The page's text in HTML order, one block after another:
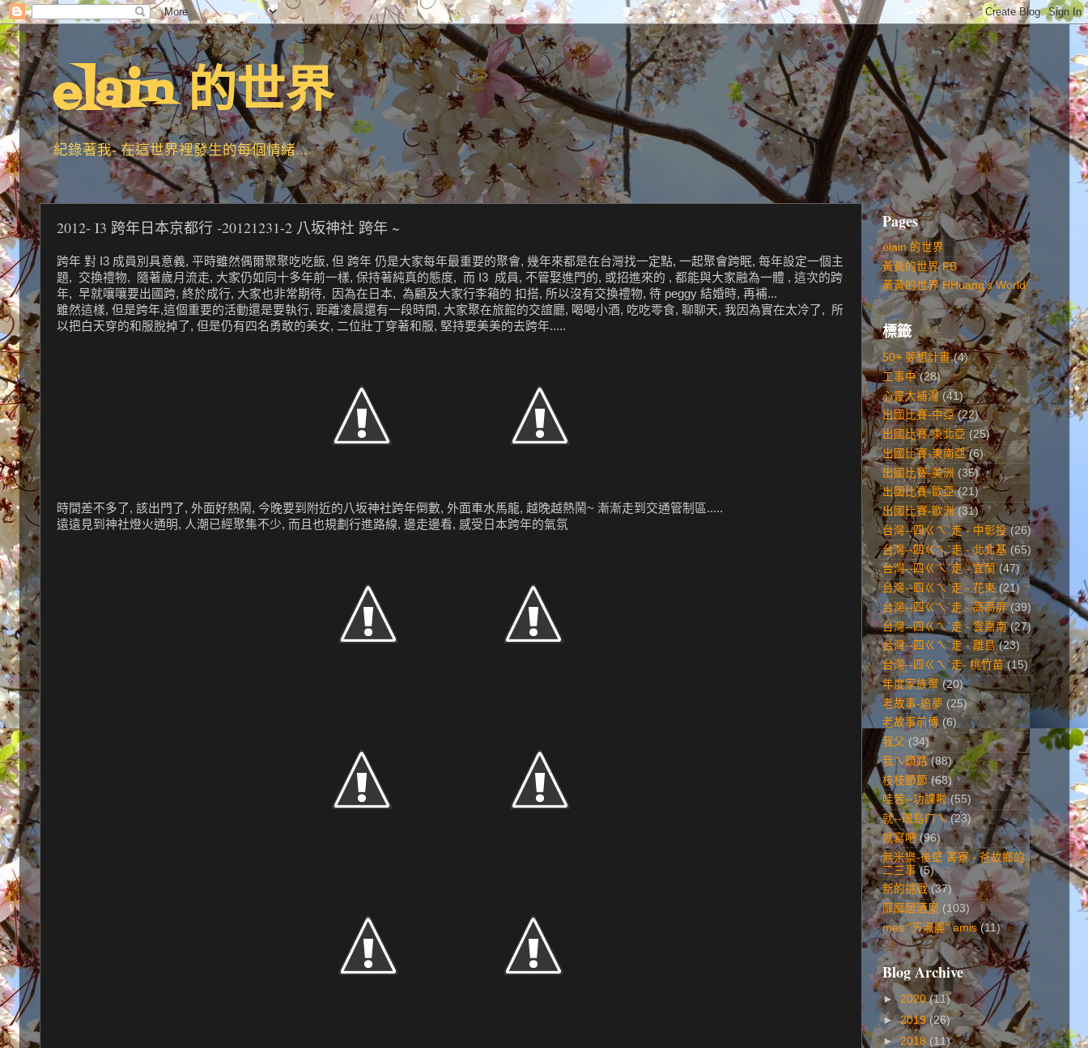
elain 的世界
紀錄著我- 在這世界裡發生的每個情緒...
2012- I3 跨年日本京都行 -20121231-2 八坂神社 跨年 ~
跨年 對 I3 成員別具意義, 平時雖然偶爾聚聚吃吃飯, 但 跨年 仍是大家每年最重要的聚會, 幾年來都是在台灣找一定點, 一起聚會跨眠, 每年設定一個主
題, 交換禮物, 隨著歲月流走, 大家仍如同十多年前一樣, 保持著純真的態度, 而 I3 成員, 不管娶進門的, 或招進來的 , 都能與大家融為一體 , 這次的跨
年, 早就嚷嚷要出國跨, 終於成行, 大家也非常期待, 因為在日本, 為顧及大家行李箱的 扣搭, 所以沒有交換禮物, 待 peggy 結婚時, 再補...
雖然這樣, 但是跨年,這個重要的活動還是要執行, 距離凌晨還有一段時間, 大家聚在旅館的交誼廳, 喝喝小酒, 吃吃零食, 聊聊天, 我因為實在太冷了, 所
以把白天穿的和服脫掉了, 但是仍有四名勇敢的美女, 二位壯丁穿著和服, 堅持要美美的去跨年.....
時間差不多了, 該出門了, 外面好熱鬧, 今晚要到附近的八坂神社跨年倒數, 外面車水馬龍, 越晚越熱鬧~ 漸漸走到交通管制區.....
遠遠見到神社燈火通明, 人潮已經聚集不少, 而且也規劃行進路線, 邊走邊看, 感受日本跨年的氣氛
Pages
elain 的世界
黃黃的世界 FB
黃黃的世界 HHuang's World
標籤
50+ 夢想計畫 (4)
工事中 (28)
心靈大補湯 (41)
出國比賽-中亞 (22)
出國比賽-東北亞 (25)
出國比賽-東南亞 (6)
出國比賽-美洲 (35)
出國比賽-歐亞 (21)
出國比賽-歐洲 (31)
台灣--四ㄍㄟˋ走 - 中彰投 (26)
台灣--四ㄍㄟˋ走 - 北北基 (65)
台灣--四ㄍㄟˋ走 - 宜蘭 (47)
台灣--四ㄍㄟˋ走 - 花東 (21)
台灣--四ㄍㄟˋ走 - 高高屏 (39)
台灣--四ㄍㄟˋ走 - 雲嘉南 (27)
台灣--四ㄍㄟˋ走 - 離島 (23)
台灣--四ㄍㄟˋ走- 桃竹苗 (15)
年度家族聚 (20)
老故事-追夢 (25)
老故事前傳 (6)
我父 (34)
我ㄟ頭路 (88)
枝枝節節 (68)
哇苦--功課啦 (55)
就--環島ㄇㄟ (23)
就寫吧 (96)
無米樂-後壁 菁寮 - 爸故鄉的
二三事 (5)
新的挑戰 (37)
靡靡居酒屋 (103)
mes "ㄞ淑麗" amis (11)
Blog Archive
► 2020(11)
►2019(26)
►2018 (11)